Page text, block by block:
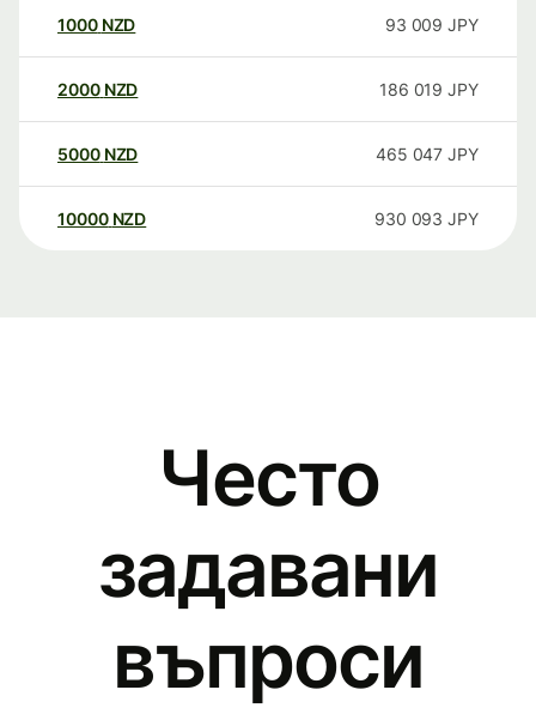
1000 NZD 93 009 JPY
2000 NZD 186 019 JPY
5000 NZD 465 047 JPY
10000 NZD 930 093 JPY
Често
задавани
въпроси